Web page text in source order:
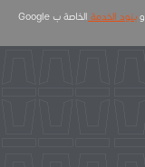
وبنود الخدمة
الخاصة ب Google